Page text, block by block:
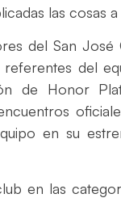
las cosas a
del San José
del
de Honor
en su
en las